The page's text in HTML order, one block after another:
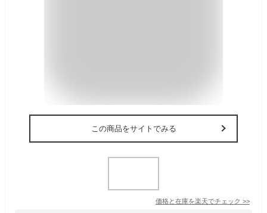
この商品をサイトでみる
価格と在庫を楽天でチェック >>